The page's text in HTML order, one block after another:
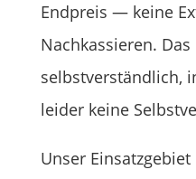
Endpreis — keine
Nachkassieren.
selbstverständlich,
leider keine
Unser